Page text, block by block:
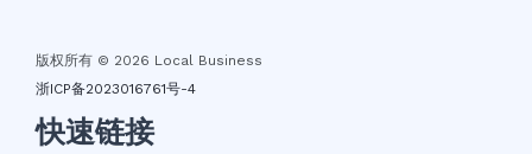
版权所有 © 2026 Local Business
浙ICP备2023016761号-4
快速链接